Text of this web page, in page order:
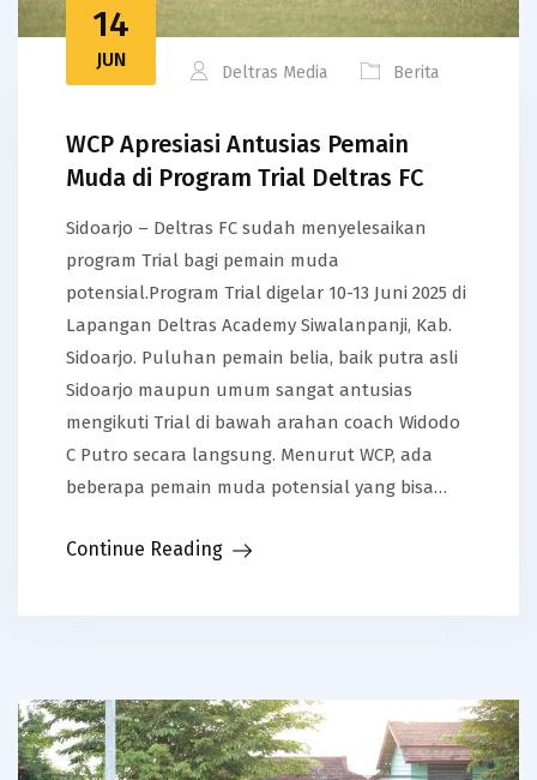
14
JUN
Deltras Media Berita
WCP Apresiasi Antusias Pemain
Muda di Program Trial Deltras FC
Sidoarjo – Deltras FC sudah menyelesaikan
program Trial bagi pemain muda
potensial.Program Trial digelar 10-13 Juni 2025 di
Lapangan Deltras Academy Siwalanpanji, Kab.
Sidoarjo. Puluhan pemain belia, baik putra asli
Sidoarjo maupun umum sangat antusias
mengikuti Trial di bawah arahan coach Widodo
C Putro secara langsung. Menurut WCP, ada
beberapa pemain muda potensial yang bisa…
Continue Reading